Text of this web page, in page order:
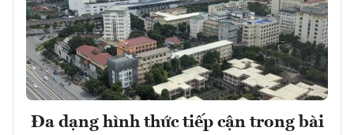
Đa dạng hình thức tiếp cận trong bài